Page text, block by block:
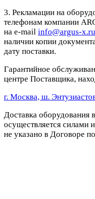
3. Рекламации на
телефонам компании
на e-mail info@argus-x.ru
наличии копии
дату поставки.
Гарантийное
центре Поставщика,
г. Москва, ш.
Доставка оборудования
осуществляется силами
не указано в Договоре